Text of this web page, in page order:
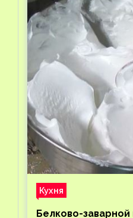
Кухня
Белково-